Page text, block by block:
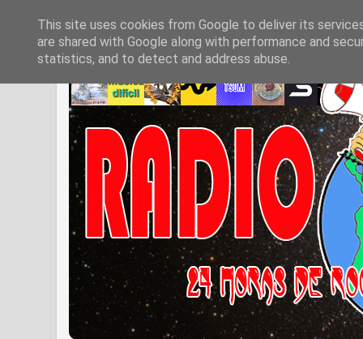
This site uses cookies from Google to deliver its
are shared with Google along with performance and
statistics, and to detect and address abuse.